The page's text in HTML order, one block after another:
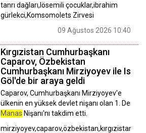
tanrı dağları,lösemili çocuklar,ibrahim
gürlekci,Komsomolets Zirvesi
09 Ağustos 2026 10:40
Kırgızistan Cumhurbaşkanı
Caparov, Özbekistan
Cumhurbaşkanı Mirziyoyev ile Isık
Göl'de bir araya geldi
Caparov, Cumhurbaşkanı Mirziyoyev'e
ülkenin en yüksek devlet nişanı olan 1. Derece
Manas Nişanı'nı takdim etti.
mirziyoyev,caparov,özbekistan,kırgızistan,ısık